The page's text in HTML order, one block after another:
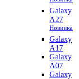
Galaxy
A27
Новинка
Galaxy
A17
Galaxy
A07
Galaxy